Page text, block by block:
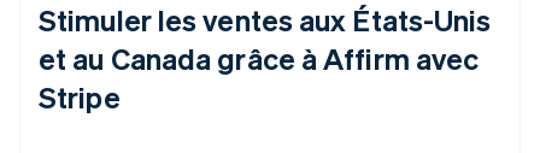
Stimuler les ventes aux États-Unis
et au Canada grâce à Affirm avec
Stripe